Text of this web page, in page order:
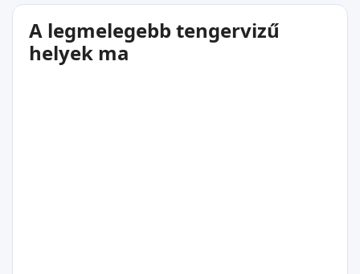
A legmelegebb tengervizű
helyek ma